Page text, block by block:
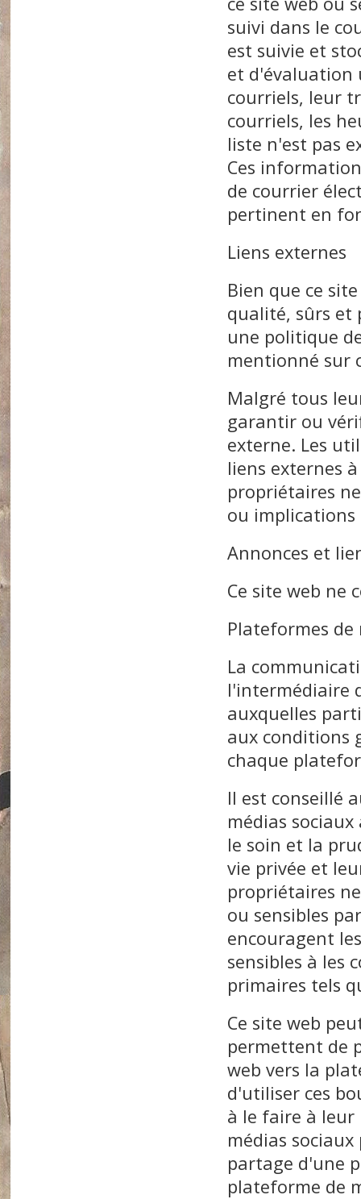
suivi dans le
est suivie et
et d'évaluation
courriels, leur
courriels, les
liste n'est pas
Ces
de courrier
pertinent en
Liens externes
Bien que ce
qualité, sûrs et
une politique
mentionné sur
Malgré tous
garantir ou
externe. Les
liens externes
propriétaires
ou implications
Annonces et
Ce site web ne
Plateformes de
La
l'intermédiaire
auxquelles
aux conditions
chaque
Il est conseillé
médias
le soin et la
vie privée et
propriétaires
ou sensibles
encouragent
sensibles à les
primaires tels
Ce site web
permettent de
web vers la
d'utiliser ces
à le faire à
médias
partage d'une
plateforme de